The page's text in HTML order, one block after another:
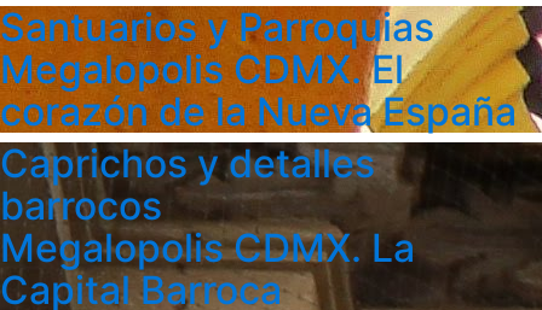
Santuarios y Parroquias
Megalopolis CDMX. El
corazón de la Nueva España
Caprichos y detalles
barrocos
Megalopolis CDMX. La
Capital Barroca